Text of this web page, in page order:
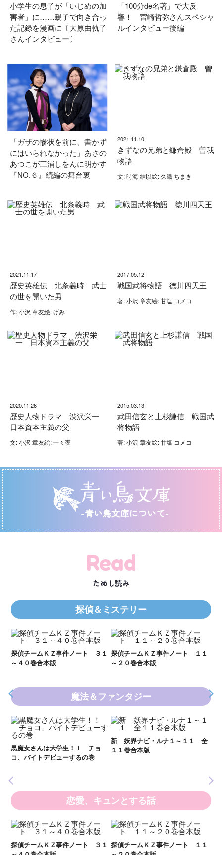
小学生の息子が「いじめの加
害者」に……親子で向き合っ
た記録を漫画に〔大原由軌子
さんインタビュー〕
「100分de名著」で大反
響！ 宮崎哲弥さんスペシャ
ルインタビュー後編
「ガザの惨状を前に、書かず
にはいられなかった」あさの
あつこが三浦しをんに明かす
『NO.６』続編の舞台裏
2021.11.10
きずなの兄弟と鎌倉殿 曽我
物語
文: 時海 結以絵: 久織 ちまき
2021.11.17
歴史英雄伝 北条義時 武士
の世を開いた男
作: 小沢 章友絵: げみ
2017.05.12
戦国武将物語 徳川四天王
著: 小沢 章友絵: 甘塩 コメコ
2020.11.26
歴史人物ドラマ 渋沢栄一
日本資本主義の父
文: 小沢 章友絵: 十々夜
2015.03.13
武田信玄と上杉謙信 戦国武
将物語
著: 小沢 章友絵: 甘塩 コメコ
-青い鳥文庫について-
Read
ためし読み
探偵＆ミステリー
探偵チームＫＺ事件ノート ３１
～４０巻合本版
探偵チームＫＺ事件ノート １１
～２０巻合本版
魔法＆ファンタジー
黒魔女さんは大学生！！ チョ
コ、バイトデビューするの巻
新 妖界ナビ・ルナ１～１１ 全
１１巻合本版
恋愛、キュンとする話
探偵チームＫＺ事件ノート ３１ 探偵チームＫＺ事件ノート １１